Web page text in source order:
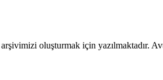
oluşturmak için yazılmaktadır.